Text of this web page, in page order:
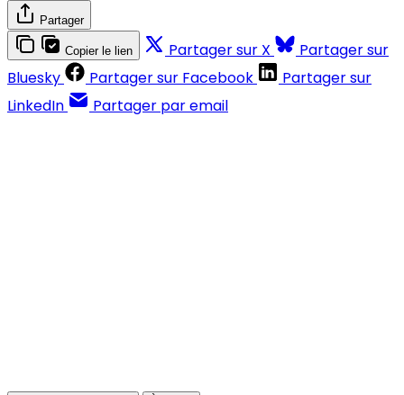
Partager
Copier le lien Partager sur X
Partager sur
Bluesky
Partager sur Facebook
Partager sur
LinkedIn
Partager par email